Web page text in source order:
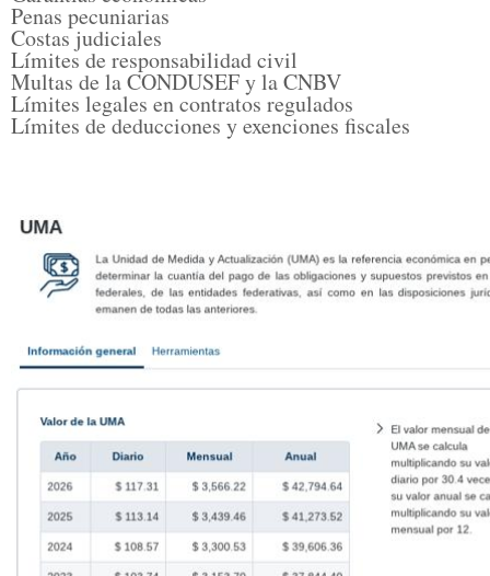
Penas pecuniarias
Costas judiciales
Límites de responsabilidad civil
Multas de la CONDUSEF y la CNBV
Límites legales en contratos regulados
Límites de deducciones y exenciones fiscales